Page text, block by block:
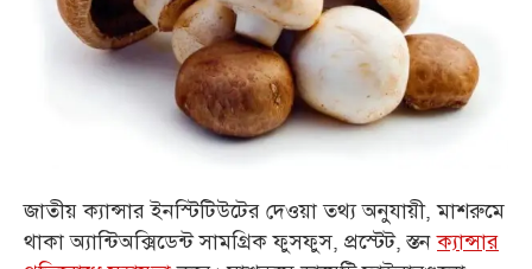
জাতীয় ক্যান্সার ইনস্টিটিউটের দেওয়া তথ্য অনুযায়ী, মাশরুমে
থাকা অ্যান্টিঅক্সিডেন্ট সামগ্রিক ফুসফুস, প্রস্টেট, স্তনক্যান্সার